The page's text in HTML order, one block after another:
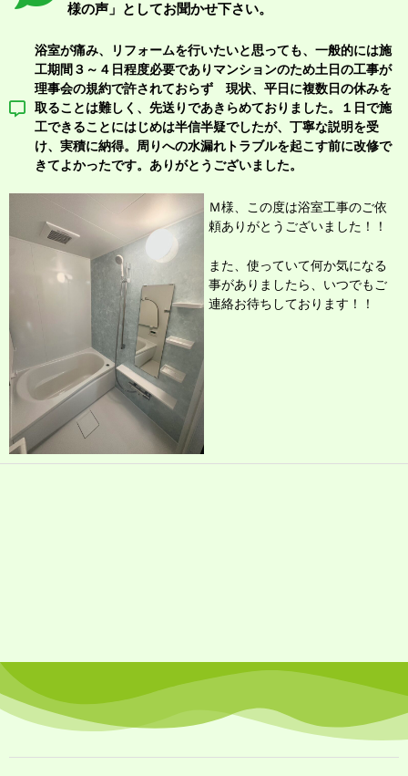
様の声」としてお聞かせ下さい。
浴室が痛み、リフォームを行いたいと思っても、一般的には施
工期間３～４日程度必要でありマンションのため土日の工事が
理事会の規約で許されておらず 現状、平日に複数日の休みを
取ることは難しく、先送りであきらめておりました。１日で施
工できることにはじめは半信半疑でしたが、丁寧な説明を受
け、実積に納得。周りへの水漏れトラブルを起こす前に改修で
きてよかったです。ありがとうございました。
Ｍ様、この度は浴室工事のご依
頼ありがとうございました！！
また、使っていて何か気になる
事がありましたら、いつでもご
連絡お待ちしております！！